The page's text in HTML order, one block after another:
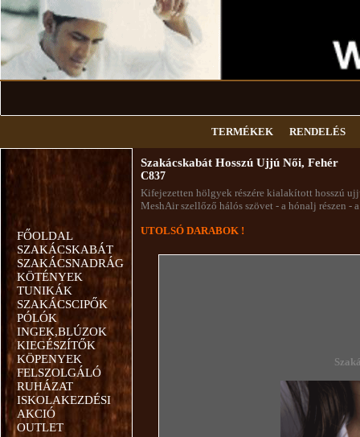
TERMÉKEK RENDELÉS
FŐOLDAL
SZAKÁCSKABÁT
SZAKÁCSNADRÁG
KÖTÉNYEK
TUNIKÁK
SZAKÁCSCIPŐK
PÓLÓK
INGEK,BLÚZOK
KIEGÉSZÍTŐK
KÖPENYEK
FELSZOLGÁLÓ
RUHÁZAT
ISKOLAKEZDÉSI
AKCIÓ
OUTLET
Szakácskabát Hosszú Ujjú Női, Fehér
C837
Kifejezetten hölgyek részére kialakított hosszú
MeshAir szellőző hálós szövet - a hónalj részen -
UTOLSÓ DARABOK !